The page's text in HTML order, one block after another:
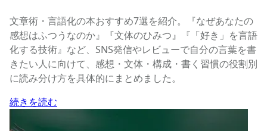
文章術・言語化の本おすすめ7選を紹介。『なぜあなたの
感想はふつうなのか』『文体のひみつ』『「好き」を言語
化する技術』など、SNS発信やレビューで自分の言葉を書
きたい人に向けて、感想・文体・構成・書く習慣の役割別
に読み分け方を具体的にまとめました。
続きを読む